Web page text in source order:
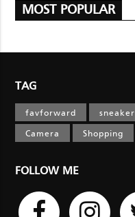
MOST POPULAR
TAG
favforward sneaker
Camera
Shopping
FOLLOW ME